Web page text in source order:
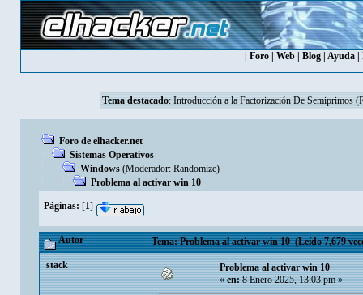
Foro| Web| Blog| Ayuda|
Tema destacado: Introducción a la Factorización De Semiprimos
Foro de elhacker.net
Sistemas Operativos
Windows (Moderador: Randomize)
Problema al activar win 10
Páginas: [1]
Autor Tema: Problema al activar win 10 (Leído 7,679
stack
Problema al activar win 10
«en:8 Enero 2025, 13:03 pm »